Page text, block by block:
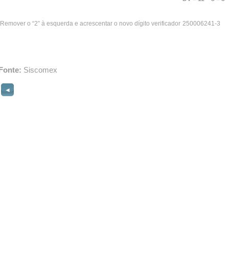
Remover o “2” à esquerda e acrescentar o novo dígito verificador 250006241-3
Siscomex
◄